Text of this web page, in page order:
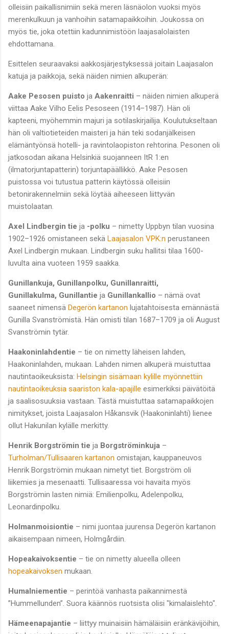
olleisiin paikallisnimiin sekä meren läsnäolon vuoksi myös
merenkulkuun ja vanhoihin satamapaikkoihin. Joukossa on
myös tie, joka otettiin kadunnimistöön laajasalolaisten
ehdottamana.
Esittelen seuraavaksi aakkosjärjestyksessä joitain Laajasalon
katuja ja paikkoja, sekä näiden nimien alkuperän:
Aake Pesosen puisto ja Aakenraitti – näiden nimien alkuperä
viittaa Aake Vilho Eelis Pesoseen (1914–1987). Hän oli
kapteeni, myöhemmin majuri ja sotilaskirjailija. Koulutukseltaan
hän oli valtiotieteiden maisteri ja hän teki sodanjälkeisen
elämäntyönsä hotelli- ja ravintolaopiston rehtorina. Pesonen oli
jatkosodan aikana Helsinkiä suojanneen ItR 1:en
(ilmatorjuntapatterin) torjuntapäällikkö. Aake Pesosen
puistossa voi tutustua patterin käytössä olleisiin
betonirakennelmiin sekä löytää aiheeseen liittyvän
muistolaatan.
Axel Lindbergin tie ja -polku – nimetty Uppbyn tilan vuosina
1902–1926 omistaneen sekä Laajasalon VPK:n perustaneen
Axel Lindbergin mukaan. Lindbergin suku hallitsi tilaa 1600-
luvulta aina vuoteen 1959 saakka.
Gunillankuja, Gunillanpolku, Gunillanraitti,
Gunillakulma, Gunillantie ja Gunillankallio – nämä ovat
saaneet nimensä Degerön kartanon lujatahtoisesta emännästä
Gunilla Svanströmistä. Hän omisti tilan 1687–1709 ja oli August
Svanströmin tytär.
Haakoninlahdentie – tie on nimetty läheisen lahden,
Haakoninlahden, mukaan. Lahden nimen alkuperä muistuttaa
nautintaoikeuksista: Helsingin sisämaan kylille myönnettiin
nautintaoikeuksia saariston kala-apajille esimerkiksi päivätöitä
ja saalisosuuksia vastaan. Tästä muistuttaa satamapaikkojen
nimitykset, joista Laajasalon Håkansvik (Haakoninlahti) lienee
ollut Hakunilan kylälle merkitty.
Henrik Borgströmin tie ja Borgströminkuja –
Turholman/Tullisaaren kartanon omistajan, kauppaneuvos
Henrik Borgströmin mukaan nimetyt tiet. Borgström oli
liikemies ja mesenaatti. Tullisaaressa voi havaita myös
Borgströmin lasten nimiä: Emilienpolku, Adelenpolku,
Leonardinpolku.
Holmanmoisiontie – nimi juontaa juurensa Degerön kartanon
aikaisempaan nimeen, Holmgårdiin.
Hopeakaivoksentie – tie on nimetty alueella olleen
hopeakaivoksen mukaan.
Humalniementie – perintöä vanhasta paikannimestä
”Hummellunden”. Suora käännös ruotsista olisi "kimalaislehto".
Hämeenapajantie – liittyy muinaisiin hämäläisiin eränkävijöihin,